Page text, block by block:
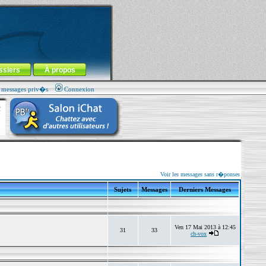
À propos
priv�s Connexion
Voir les messages sans r�ponses
Sujets Messages Derniers Messages
31 33
Ven 17 Mai 2013 à 12:45
ch-vox